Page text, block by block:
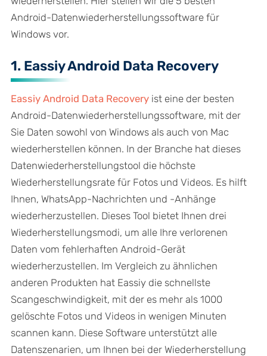
Android-Datenwiederherstellungssoftware für
Windows vor.
1. Eassiy Android Data Recovery
Eassiy Android Data Recoveryist eine der besten
Android-Datenwiederherstellungssoftware, mit der
Sie Daten sowohl von Windows als auch von Mac
wiederherstellen können. In der Branche hat dieses
Datenwiederherstellungstool die höchste
Wiederherstellungsrate für Fotos und Videos. Es hilft
Ihnen, WhatsApp-Nachrichten und -Anhänge
wiederherzustellen. Dieses Tool bietet Ihnen drei
Wiederherstellungsmodi, um alle Ihre verlorenen
Daten vom fehlerhaften Android-Gerät
wiederherzustellen. Im Vergleich zu ähnlichen
anderen Produkten hat Eassiy die schnellste
Scangeschwindigkeit, mit der es mehr als 1000
gelöschte Fotos und Videos in wenigen Minuten
scannen kann. Diese Software unterstützt alle
Datenszenarien, um Ihnen bei der Wiederherstellung